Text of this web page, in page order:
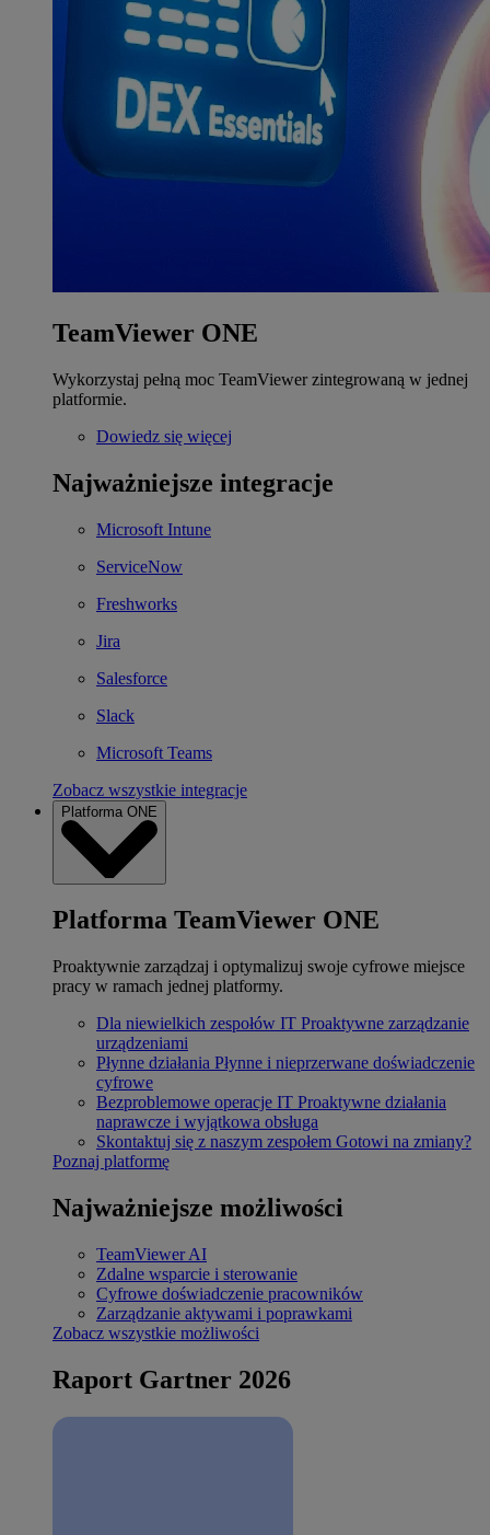
TeamViewer ONE
Wykorzystaj pełną moc TeamViewer zintegrowaną w jednej
platformie.
Dowiedz się więcej
Najważniejsze integracje
Microsoft Intune
ServiceNow
Freshworks
Jira
Salesforce
Slack
Microsoft Teams
Zobacz wszystkie integracje
Platforma ONE
Platforma TeamViewer ONE
Proaktywnie zarządzaj i optymalizuj swoje cyfrowe miejsce
pracy w ramach jednej platformy.
Dla niewielkich zespołów IT Proaktywne zarządzanie
urządzeniami
Płynne działania Płynne i nieprzerwane doświadczenie
cyfrowe
Bezproblemowe operacje IT Proaktywne działania
naprawcze i wyjątkowa obsługa
Skontaktuj się z naszym zespołem Gotowi na zmiany?
Poznaj platformę
Najważniejsze możliwości
TeamViewer AI
Zdalne wsparcie i sterowanie
Cyfrowe doświadczenie pracowników
Zarządzanie aktywami i poprawkami
Zobacz wszystkie możliwości
Raport Gartner 2026